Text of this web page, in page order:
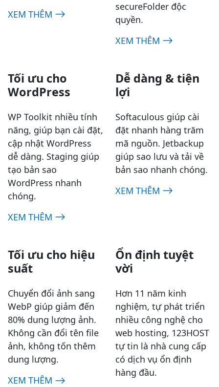
XEM THÊM
secureFolder độc
quyền.
XEM THÊM
Tối ưu cho
WordPress
WP Toolkit nhiều tính
năng, giúp bạn cài đặt,
cập nhật WordPress
dễ dàng. Staging giúp
tạo bản sao
WordPress nhanh
chóng.
XEM THÊM
Dễ dàng & tiện
lợi
Softaculous giúp cài
đặt nhanh hàng trăm
mã nguồn. Jetbackup
giúp sao lưu và tải về
bản sao nhanh chóng.
XEM THÊM
Tối ưu cho hiệu
suất
Chuyển đổi ảnh sang
WebP giúp giảm đến
80% dung lượng ảnh.
Không cần đổi tên file
ảnh, không tốn thêm
dung lượng.
XEM THÊM
Ổn định tuyệt
vời
Hơn 11 năm kinh
nghiệm, tự phát triển
nhiều công nghệ cho
web hosting, 123HOST
tự tin là nhà cung cấp
có dịch vụ ổn định
hàng đầu.